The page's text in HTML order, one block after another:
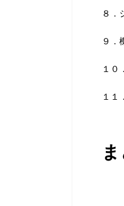
８．
９．
１０
１１